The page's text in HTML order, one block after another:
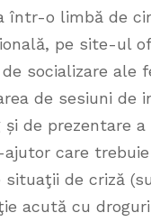
într-o limbă de
pe site-ul
socializare ale
de sesiuni de
și de prezentare
care
de criză
acută cu